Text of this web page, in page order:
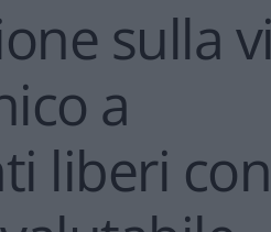
sulla
a
liberi con